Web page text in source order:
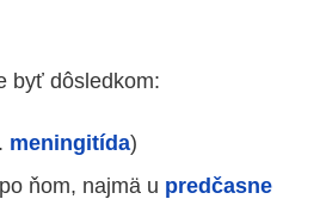
byť dôsledkom:
meningitída)
ňom, najmä u predčasne